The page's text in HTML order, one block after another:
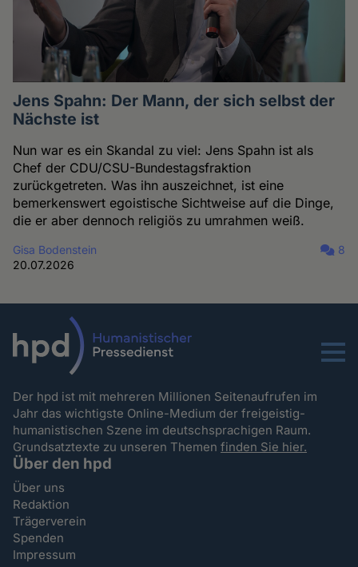
Jens Spahn: Der Mann, der sich selbst der
Nächste ist
Nun war es ein Skandal zu viel: Jens Spahn ist als
Chef der CDU/CSU-Bundestagsfraktion
zurückgetreten. Was ihn auszeichnet, ist eine
bemerkenswert egoistische Sichtweise auf die Dinge,
die er aber dennoch religiös zu umrahmen weiß.
Gisa Bodenstein
20.07.2026
8
Menu
Der hpd ist mit mehreren Millionen Seitenaufrufen im
Jahr das wichtigste Online-Medium der freigeistig-
humanistischen Szene im deutschsprachigen Raum.
Grundsatztexte zu unseren Themenfinden Sie hier.
Über den hpd
Über uns
Redaktion
Trägerverein
Spenden
Impressum